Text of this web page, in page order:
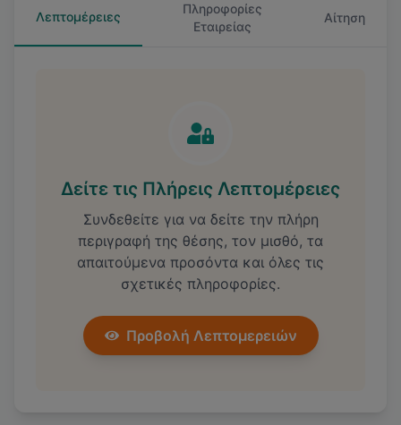
Λεπτομέρειες
Πληροφορίες
Εταιρείας
Αίτηση
Δείτε τις Πλήρεις Λεπτομέρειες
Συνδεθείτε για να δείτε την πλήρη
περιγραφή της θέσης, τον μισθό, τα
απαιτούμενα προσόντα και όλες τις
σχετικές πληροφορίες.
Προβολή Λεπτομερειών